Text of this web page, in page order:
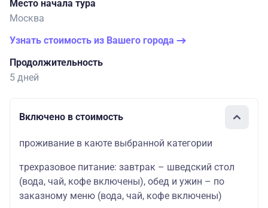
Место начала тура
Москва
Узнать стоимость из Вашего города
Продолжительность
5 дней
Включено в стоимость
проживание в каюте выбранной категории
трехразовое питание: завтрак – шведский стол
(вода, чай, кофе включены), обед и ужин – по
заказному меню (вода, чай, кофе включены)